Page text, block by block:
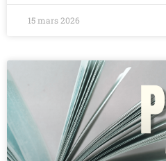
15 mars 2026